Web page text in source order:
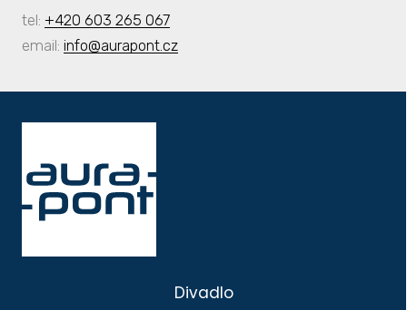
tel: +420 603 265 067
email: info@aurapont.cz
Divadlo